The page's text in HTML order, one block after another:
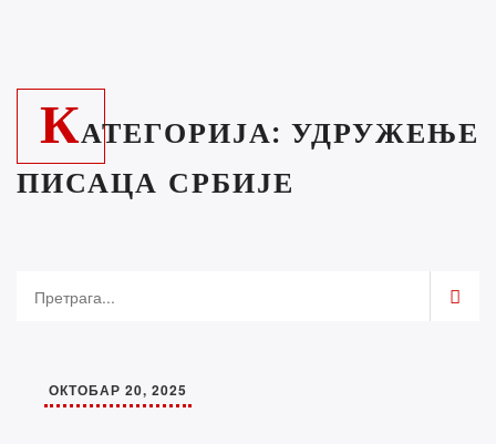
КАТЕГОРИЈА: УДРУЖЕЊЕ
ПИСАЦА СРБИЈЕ
ОКТОБАР 20, 2025